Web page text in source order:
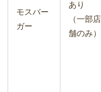
モスバー
ガー
あり
（一部店
舗のみ）